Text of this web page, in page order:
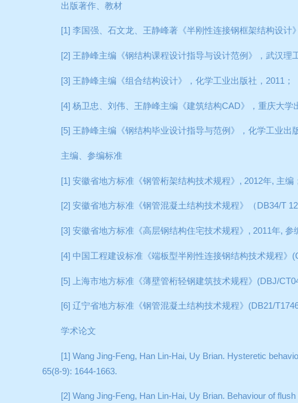
出版著作、教材
[1] 李国强、石文龙、王静峰著《半刚性连接钢框架结构设计
[2] 王静峰主编《钢结构课程设计指导与设计范例》，武汉理
[3] 王静峰主编《组合结构设计》，化学工业出版社， 2011 ；
[4] 杨卫忠、刘伟、王静峰主编《建筑结构CAD》，重庆大学
[5] 王静峰主编《钢结构毕业设计指导与范例》，化学工业出
主编、参编标准
[1] 安徽省地方标准《钢管桁架结构技术规程》 , 2012年, 主编
[2] 安徽省地方标准《钢管混凝土结构技术规程》（ DB34/T
[3] 安徽省地方标准《高层钢结构住宅技术规程》 , 2011 年, 参
[4] 中国工程建设标准《端板型半刚性连接钢结构技术规程》
[5] 上海市地方标准《薄壁管桁轻钢建筑技术规程》 (DBJ/
[6] 辽宁省地方标准《钢管混凝土结构技术规程》 (DB21/
学术论文
[1] Wang Jing-Feng, Han Lin-Hai, Uy Brian. Hysteretic
65(8-9): 1644-1663.
[2] Wang Jing-Feng, Han Lin-Hai, Uy Brian. Behaviour of